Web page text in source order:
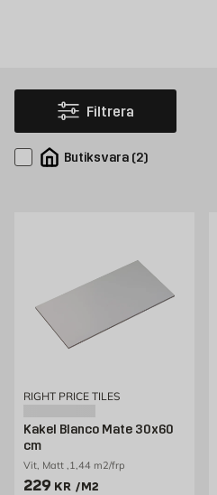
Filtrera
Butiksvara (2)
RIGHT PRICE TILES
Kakel Blanco Mate 30x60
cm
Vit, Matt ,1,44 m2/frp
Pris 229 kr /m2
229 KR /M2